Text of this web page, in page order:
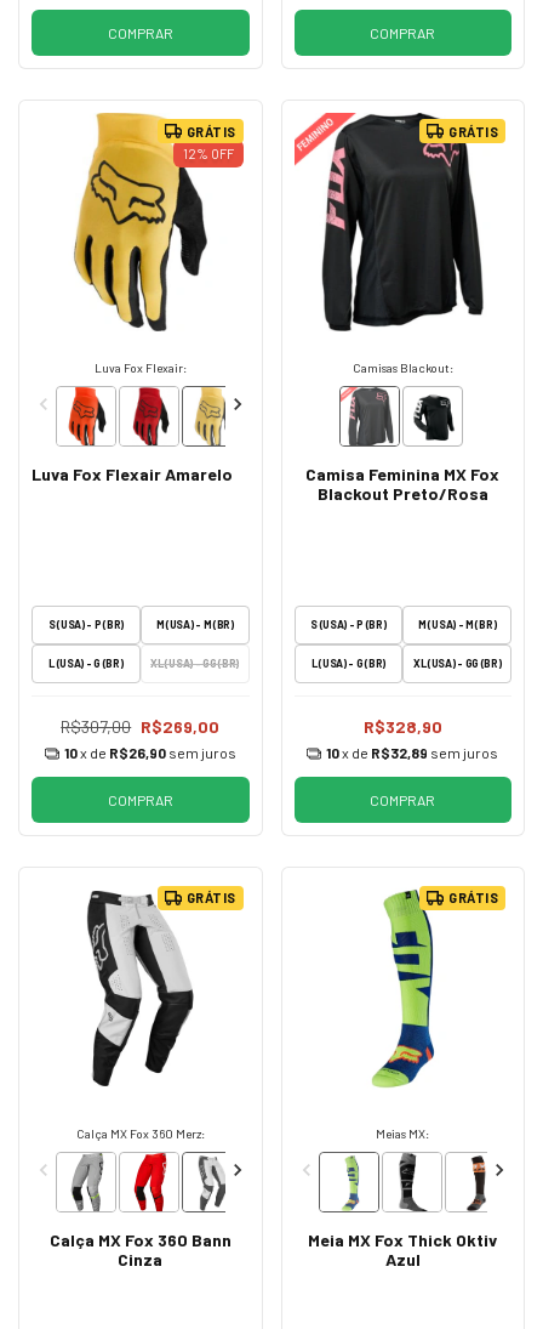
COMPRAR COMPRAR
12% OFF
GRÁTIS
Luva Fox Flexair:
Luva Fox Flexair Amarelo
S (USA) - P (BR) M (USA) - M (BR)
L (USA) - G (BR) XL (USA) - GG (BR)
R$307,00 R$269,00
10x de R$26,90 sem juros
COMPRAR
GRÁTIS
Camisas Blackout:
Camisa Feminina MX Fox
Blackout Preto/Rosa
S (USA) - P (BR) M (USA) - M (BR)
L (USA) - G (BR) XL (USA) - GG (BR)
R$328,90
10x de R$32,89 sem juros
COMPRAR
GRÁTIS
Calça MX Fox 360 Merz:
Calça MX Fox 360 Bann
Cinza
GRÁTIS
Meias MX:
Meia MX Fox Thick Oktiv
Azul